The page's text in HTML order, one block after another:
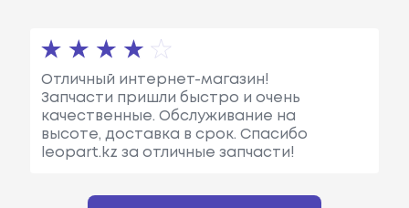
Отличный интернет-магазин!
Запчасти пришли быстро и очень
качественные. Обслуживание на
высоте, доставка в срок. Спасибо
leopart.kz за отличные запчасти!